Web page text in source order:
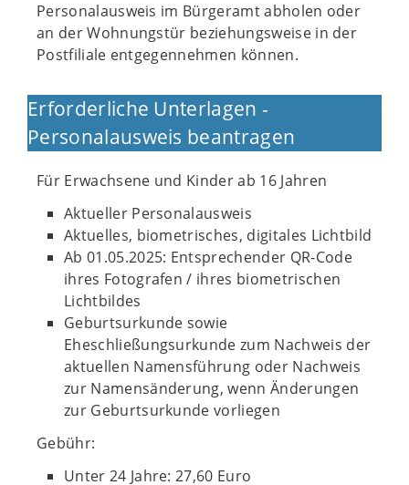
Personalausweis im Bürgeramt abholen oder
an der Wohnungstür beziehungsweise in der
Postfiliale entgegennehmen können.
Erforderliche Unterlagen -
Personalausweis beantragen
Für Erwachsene und Kinder ab 16 Jahren
Aktueller Personalausweis
Aktuelles, biometrisches, digitales Lichtbild
Ab 01.05.2025: Entsprechender QR-Code
ihres Fotografen / ihres biometrischen
Lichtbildes
Geburtsurkunde sowie
Eheschließungsurkunde zum Nachweis der
aktuellen Namensführung oder Nachweis
zur Namensänderung, wenn Änderungen
zur Geburtsurkunde vorliegen
Gebühr:
Unter 24 Jahre: 27,60 Euro